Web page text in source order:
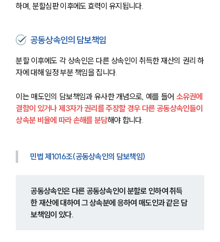
하며, 분할심판 이후에도 효력이 유지됩니다.
공동상속인의 담보책임
분할 이후에도 각 상속인은 다른 상속인이 취득한 재산의 권리 하
자에 대해 일정 부분 책임을 집니다.
이는 매도인의 담보책임과 유사한 개념으로, 예를 들어 소유권에
결함이 있거나 제3자가 권리를 주장할 경우 다른 공동상속인들이
상속분 비율에 따라 손해를 분담해야 합니다.
민법 제1016조(공동상속인의 담보책임)
공동상속인은 다른 공동상속인이 분할로 인하여 취득
한 재산에 대하여 그 상속분에 응하여 매도인과 같은 담
보책임이 있다.